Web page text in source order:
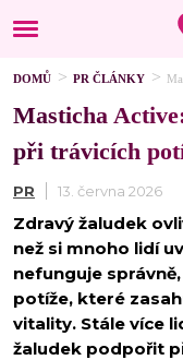
DOMŮ PR ČLÁNKY
Masticha
při trávicích
PR 13. června 2026
Zdravý žaludek
než si mnoho lidí
nefunguje
potíže, které
vitality. Stále více
žaludek podpořit